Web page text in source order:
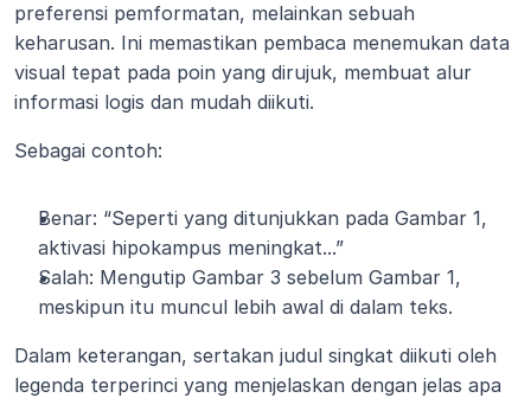
preferensi pemformatan, melainkan sebuah
keharusan. Ini memastikan pembaca menemukan data
visual tepat pada poin yang dirujuk, membuat alur
informasi logis dan mudah diikuti.
Sebagai contoh:
Benar: “Seperti yang ditunjukkan pada Gambar 1,
aktivasi hipokampus meningkat...”
Salah: Mengutip Gambar 3 sebelum Gambar 1,
meskipun itu muncul lebih awal di dalam teks.
Dalam keterangan, sertakan judul singkat diikuti oleh
legenda terperinci yang menjelaskan dengan jelas apa